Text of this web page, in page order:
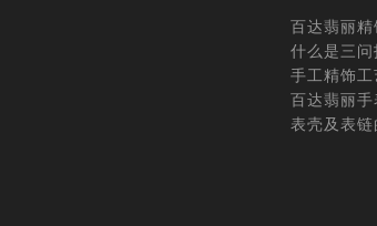
百达翡丽
什么是三问
手工精饰工
百达翡丽
表壳及表链